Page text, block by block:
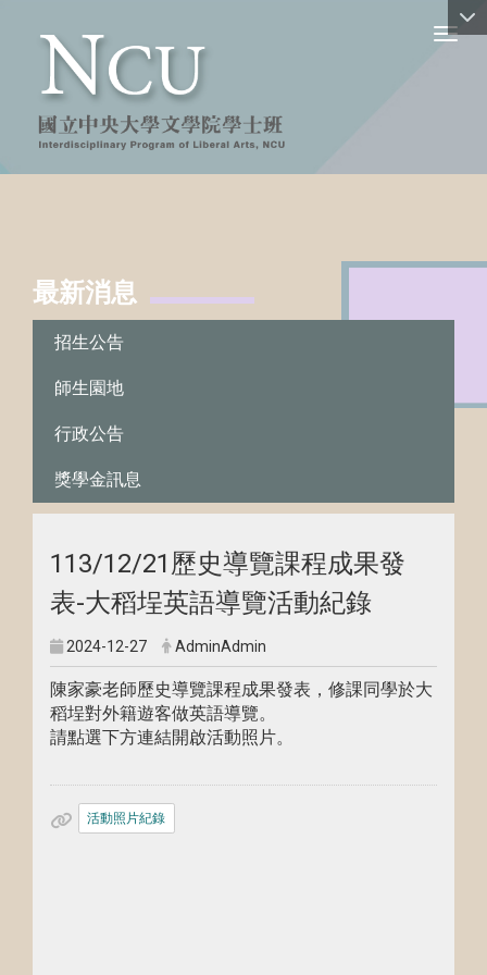
最新消息
招生公告
師生園地
行政公告
獎學金訊息
113/12/21歷史導覽課程成果發
表-大稻埕英語導覽活動紀錄
2024-12-27 AdminAdmin
陳家豪老師歷史導覽課程成果發表，修課同學於大
稻埕對外籍遊客做英語導覽。
請點選下方連結開啟活動照片。
活動照片紀錄